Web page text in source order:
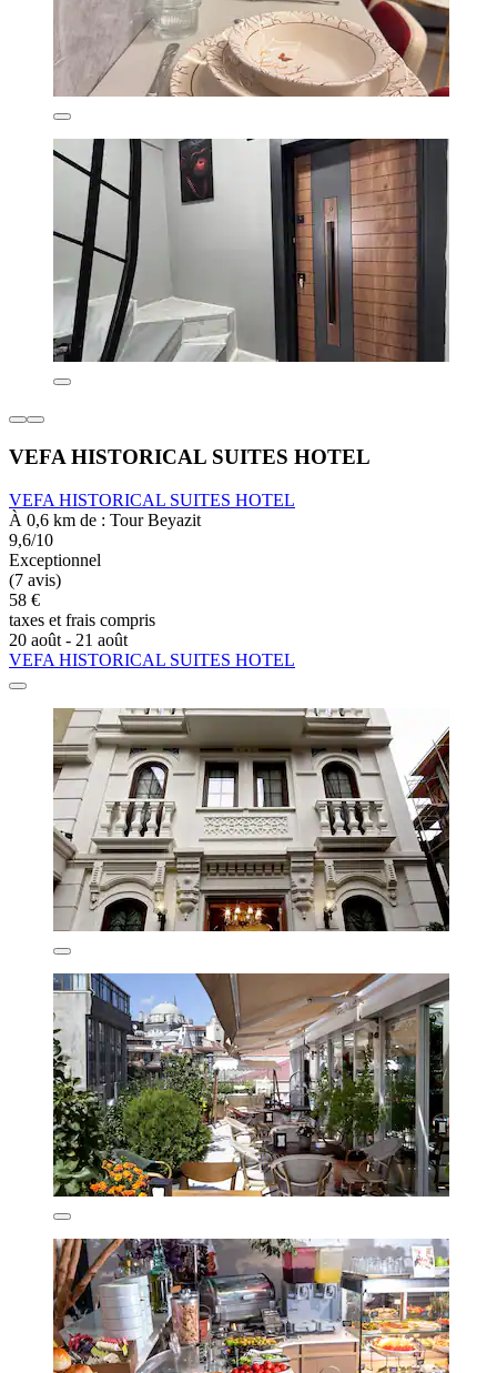
VEFA HISTORICAL SUITES HOTEL
VEFA HISTORICAL SUITES HOTEL
À 0,6 km de : Tour Beyazit
9,6/10
Exceptionnel
(7 avis)
58 €
taxes et frais compris
20 août - 21 août
VEFA HISTORICAL SUITES HOTEL